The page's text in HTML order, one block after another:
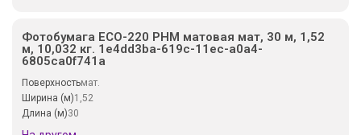
Фотобумага ECO-220 PHM матовая мат, 30 м, 1,52
м, 10,032 кг. 1e4dd3ba-619c-11ec-a0a4-
6805ca0f741a
Поверхностьмат.
Ширина (м)1,52
Длина (м)30